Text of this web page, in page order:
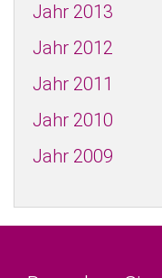
Jahr 2013
Jahr 2012
Jahr 2011
Jahr 2010
Jahr 2009